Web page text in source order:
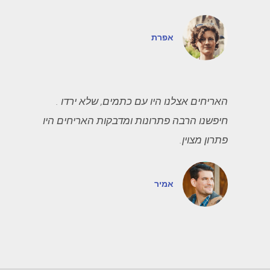
אפרת
האריחים אצלנו היו עם כתמים, שלא ירדו .
חיפשנו הרבה פתרונות ומדבקות האריחים היו
פתרון מצוין.
אמיר